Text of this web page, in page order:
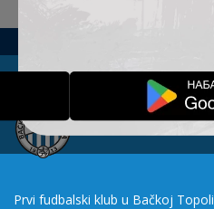
Prvi fudbalski klub u Bačkoj